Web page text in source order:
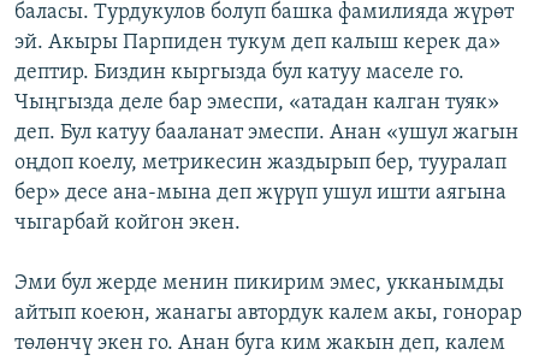
баласы. Турдукулов болуп башка фамилияда жүрөт
эй. Акыры Парпиден тукум деп калыш керек да»
дептир. Биздин кыргызда бул катуу маселе го.
Чыңгызда деле бар эмеспи, «атадан калган туяк»
деп. Бул катуу бааланат эмеспи. Анан «ушул жагын
оңдоп коелу, метрикесин жаздырып бер, тууралап
бер» десе ана-мына деп жүрүп ушул ишти аягына
чыгарбай койгон экен.
Эми бул жерде менин пикирим эмес, укканымды
айтып коеюн, жанагы автордук калем акы, гонорар
төлөнчү экен го. Анан буга ким жакын деп, калем